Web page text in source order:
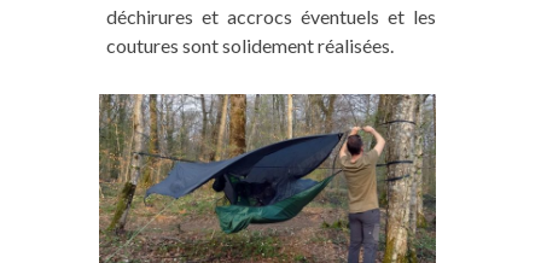
déchirures et accrocs éventuels et les
coutures sont solidement réalisées.